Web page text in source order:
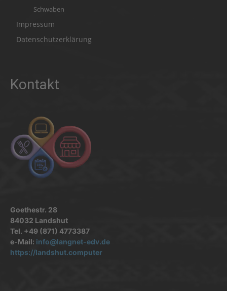
Schwaben
Impressum
Datenschutzerklärung
Kontakt
Goethestr. 28
84032 Landshut
Tel. +49 (871) 4773387
e-Mail: info@langnet-edv.de
https://landshut.computer